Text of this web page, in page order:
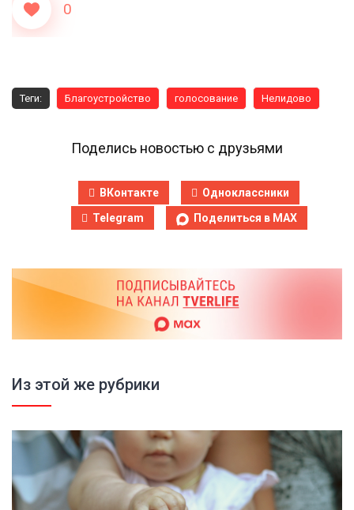
0
Теги: Благоустройство голосование Нелидово
Поделись новостью с друзьями
ВКонтакте
Одноклассники
Telegram
Поделиться в MAX
Из этой же рубрики